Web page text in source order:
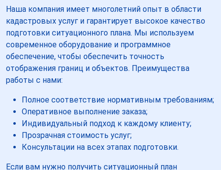
Наша компания имеет многолетний опыт в области
кадастровых услуг и гарантирует высокое качество
подготовки ситуационного плана. Мы используем
современное оборудование и программное
обеспечение, чтобы обеспечить точность
отображения границ и объектов. Преимущества
работы с нами:
Полное соответствие нормативным требованиям;
Оперативное выполнение заказа;
Индивидуальный подход к каждому клиенту;
Прозрачная стоимость услуг;
Консультации на всех этапах подготовки.
Если вам нужно получить ситуационный план